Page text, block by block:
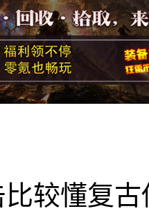
较懂复